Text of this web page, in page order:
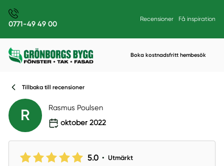
0771-49 49 00
Recensioner Få inspiration
Boka kostnadsfritt hembesök
Tillbaka till recensioner
R
Rasmus Poulsen
oktober 2022
5.0 • Utmärkt